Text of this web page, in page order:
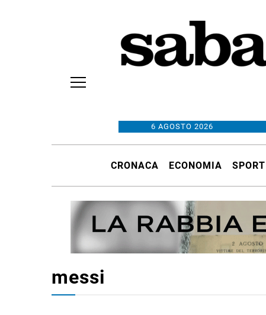
6 AGOSTO 2026
CRONACA ECONOMIA SPORT
messi